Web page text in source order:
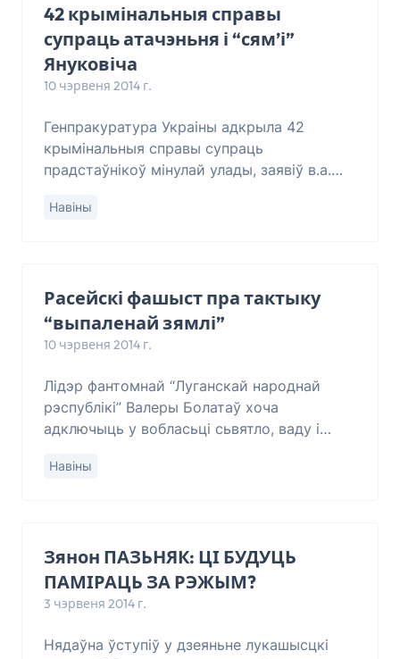
42 крымінальныя справы
супраць атачэньня і “сям’і”
Януковіча
10 чэрвеня 2014 г.
Генпракуратура Украіны адкрыла 42
крымінальныя справы супраць
прадстаўнікоў мінулай улады, заявіў в.а.
эфіры тэлеканала “Україна”. “На сёньня
Навіны
Расейскі фашыст пра тактыку
“выпаленай зямлі”
10 чэрвеня 2014 г.
Лідэр фантомнай “Луганскай народнай
рэспублікі” Валеры Болатаў хоча
адключыць у вобласьці сьвятло, ваду і
вайскоўцаў. Ператварыць Луганшчыну ў
Навіны
Зянон ПАЗЬНЯК: ЦІ БУДУЦЬ
ПАМІРАЦЬ ЗА РЭЖЫМ?
3 чэрвеня 2014 г.
Нядаўна ўступіў у дзеяньне лукашысцкі